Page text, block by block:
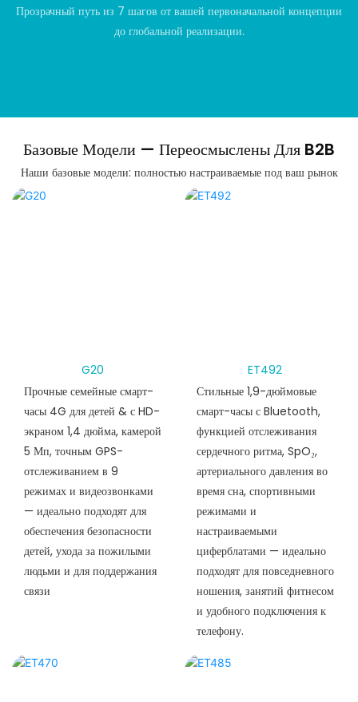
Прозрачный путь из 7 шагов от вашей первоначальной концепции
до глобальной реализации.
Базовые Модели — Переосмыслены Для B2B
Наши базовые модели: полностью настраиваемые под ваш рынок
G20
Прочные семейные смарт-
часы 4G для детей & с HD-
экраном 1,4 дюйма, камерой
5 Мп, точным GPS-
отслеживанием в 9
режимах и видеозвонками
— идеально подходят для
обеспечения безопасности
детей, ухода за пожилыми
людьми и для поддержания
связи
ET492
Стильные 1,9-дюймовые
смарт-часы с Bluetooth,
функцией отслеживания
сердечного ритма, SpO₂,
артериального давления во
время сна, спортивными
режимами и
настраиваемыми
циферблатами — идеально
подходят для повседневного
ношения, занятий фитнесом
и удобного подключения к
телефону.